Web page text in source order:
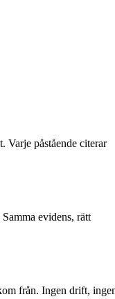
Varje påstående citerar
evidens, rätt
från. Ingen drift,